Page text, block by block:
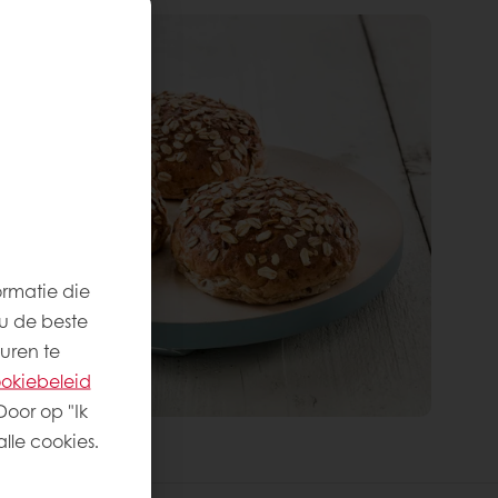
die
de beste
te
op "Ik
cookies.